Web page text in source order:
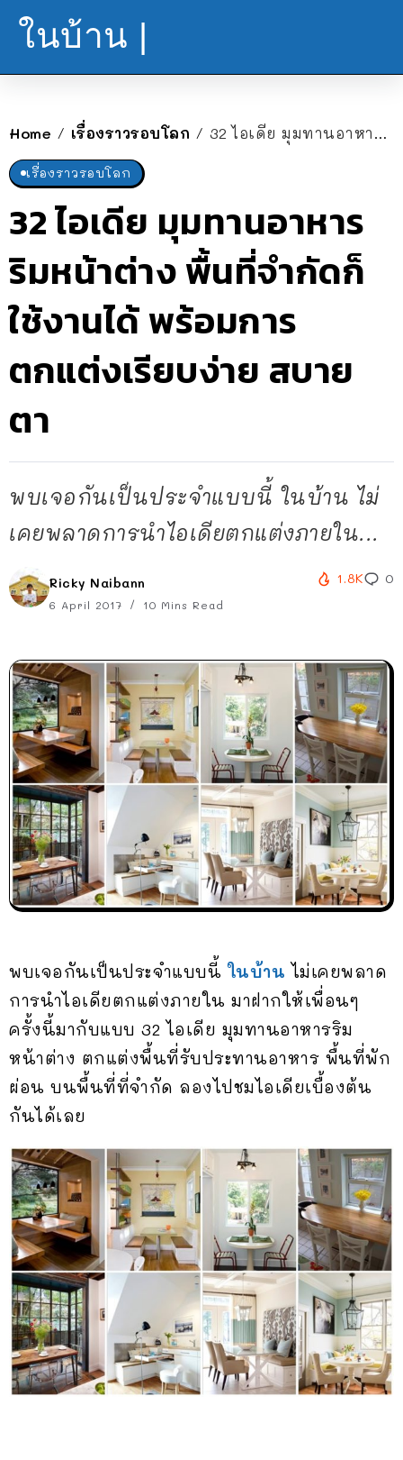
ในบ้าน |
Home / เรื่องราวรอบโลก / 32 ไอเดีย มุมทานอาหารริมหน้าต่าง พื้นที่จำกัดก็ใช้งานได้ พร้อมการตกแต่งเรียบง่าย สบายตา
เรื่องราวรอบโลก
32 ไอเดีย มุมทานอาหาร
ริมหน้าต่าง พื้นที่จำกัดก็
ใช้งานได้ พร้อมการ
ตกแต่งเรียบง่าย สบาย
ตา
พบเจอกันเป็นประจำแบบนี้ ในบ้าน ไม่
เคยพลาดการนำไอเดียตกแต่งภายใน...
Ricky Naibann
6 April 2017 10 Mins Read
1.8K 0
พบเจอกันเป็นประจำแบบนี้ ในบ้าน ไม่เคยพลาด
การนำไอเดียตกแต่งภายใน มาฝากให้เพื่อนๆ
ครั้งนี้มากับแบบ 32 ไอเดีย มุมทานอาหารริม
หน้าต่าง ตกแต่งพื้นที่รับประทานอาหาร พื้นที่พัก
ผ่อน บนพื้นที่ที่จำกัด ลองไปชมไอเดียเบื้องต้น
กันได้เลย